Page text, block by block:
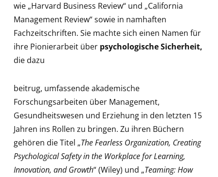
wie „Harvard Business Review“ und „California
Management Review“ sowie in namhaften
Fachzeitschriften. Sie machte sich einen Namen für
ihre Pionierarbeit über psychologische Sicherheit,
die dazu
beitrug, umfassende akademische
Forschungsarbeiten über Management,
Gesundheitswesen und Erziehung in den letzten 15
Jahren ins Rollen zu bringen. Zu ihren Büchern
gehören die Titel „The Fearless Organization, Creating
Psychological Safety in the Workplace for Learning,
Innovation, and Growth“ (Wiley) und „Teaming: How